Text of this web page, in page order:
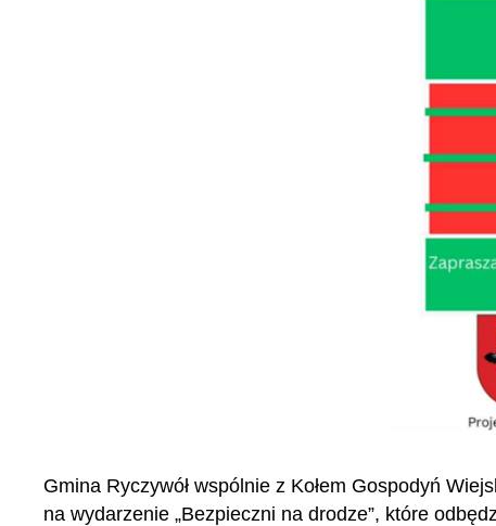
Gmina Ryczywół wspólnie z Kołem Gospodyń
na wydarzenie „Bezpieczni na drodze”, które